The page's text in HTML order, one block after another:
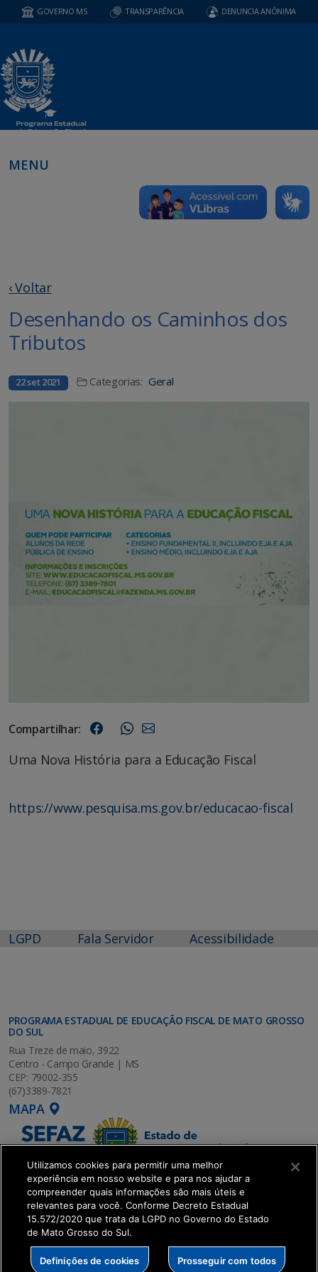
GOVERNO MS TRANSPARÊNCIA DENUNCIA ANÔNIMA
MENU
‹ Voltar
Desenhando os Caminhos dos
Tributos
22 set 2021 Categorias: Geral
Compartilhar:
Uma Nova História para a Educação Fiscal
https://www.pesquisa.ms.gov.br/educacao-fiscal
LGPD Fala Servidor Acessibilidade
PROGRAMA ESTADUAL DE EDUCAÇÃO FISCAL DE MATO GROSSO
DO SUL
Rua Treze de maio, 3922
Centro - Campo Grande | MS
CEP: 79002-355
(67)3389-7821
MAPA
SETDIG | Secretaria-Executiva de Transformação
Digital
Utilizamos cookies para permitir uma melhor
experiência em nosso website e para nos ajudar a
compreender quais informações são mais úteis e
relevantes para você. Conforme Decreto Estadual
15.572/2020 que trata da LGPD no Governo do Estado
de Mato Grosso do Sul.
Definições de cookies Prosseguir com todos